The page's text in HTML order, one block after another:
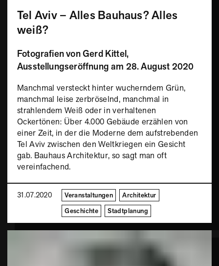
Tel Aviv – Alles Bauhaus? Alles
weiß?
Fotografien von Gerd Kittel,
Ausstellungseröffnung am 28. August 2020
Manchmal versteckt hinter wucherndem Grün,
manchmal leise zerbröselnd, manchmal in
strahlendem Weiß oder in verhaltenen
Ockertönen: Über 4.000 Gebäude erzählen von
einer Zeit, in der die Moderne dem aufstrebenden
Tel Aviv zwischen den Weltkriegen ein Gesicht
gab. Bauhaus Architektur, so sagt man oft
vereinfachend.
31.07.2020 Veranstaltungen
Architektur
Geschichte
Stadtplanung